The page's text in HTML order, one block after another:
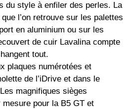
du style à enfiler des perles. La
l’on retrouve sur les palettes
en aluminium ou sur les
de cuir Lavalina compte
tout.
plaques numérotées et
de l’iDrive et dans le
magnifiques sièges
pour la B5 GT et